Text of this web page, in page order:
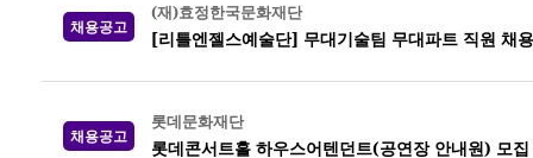
채용공고
(재)효정한국문화재단
[리틀엔젤스예술단] 무대기술팀 무대파트 직원 채용
채용공고
롯데문화재단
롯데콘서트홀 하우스어텐던트(공연장 안내원) 모